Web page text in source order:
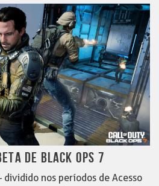
DE BLACK OPS 7
dividido nos períodos de Acesso